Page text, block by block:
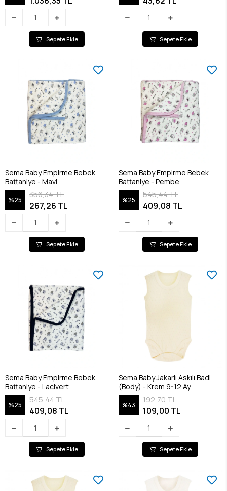
Sepete Ekle Sepete Ekle
Sema Baby Empirme Bebek
Battaniye - Mavi
%25
356,34 TL
267,26 TL
Sepete Ekle
Sema Baby Empirme Bebek
Battaniye - Pembe
%25
545,44 TL
409,08 TL
Sepete Ekle
Sema Baby Empirme Bebek
Battaniye - Lacivert
%25
545,44 TL
409,08 TL
Sepete Ekle
Sema Baby Jakarlı Askılı Badi
(Body) - Krem 9-12 Ay
%43
192,70 TL
109,00 TL
Sepete Ekle